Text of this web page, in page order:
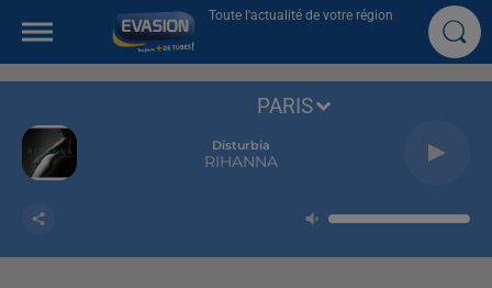
Toute l'actualité de votre région
Disturbia
RIHANNA
PARIS